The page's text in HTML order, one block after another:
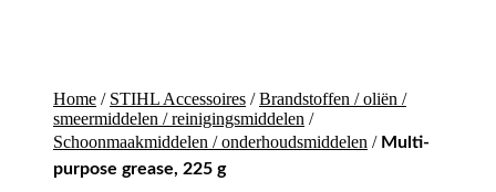
Home / STIHL Accessoires /Brandstoffen / oliën /
smeermiddelen / reinigingsmiddelen /
Schoonmaakmiddelen / onderhoudsmiddelen / Multi-
purpose grease, 225 g